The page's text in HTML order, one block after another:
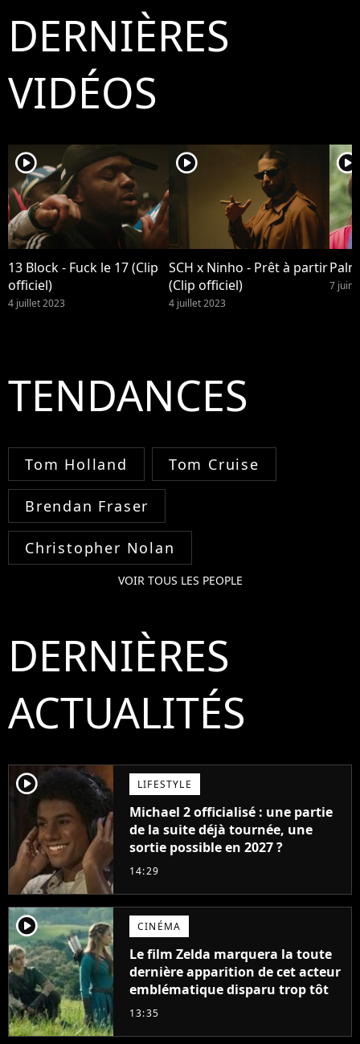
DERNIÈRES
VIDÉOS
player2
13 Block - Fuck le 17 (Clip
officiel)
4 juillet 2023
player2
SCH x Ninho - Prêt à partir
(Clip officiel)
4 juillet 2023
player2
7 juin
TENDANCES
Tom Holland Tom Cruise
Brendan Fraser
Christopher Nolan
VOIR TOUS LES PEOPLE
DERNIÈRES
ACTUALITÉS
player2 LIFESTYLE
Michael 2 officialisé : une partie
de la suite déjà tournée, une
sortie possible en 2027 ?
14:29
player2 CINÉMA
Le film Zelda marquera la toute
dernière apparition de cet acteur
emblématique disparu trop tôt
13:35